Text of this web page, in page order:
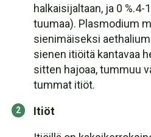
halkaisijaltaan, ja 0
tuumaa). Plasmodium
sienimäiseksi
sienen itiöitä kantavaa
sitten hajoaa, tummuu
tummat itiöt.
Itiöt